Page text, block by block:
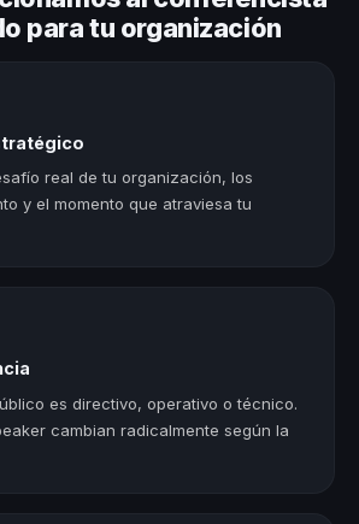
para tu organización
real de tu organización, los
y el momento que atraviesa tu
es directivo, operativo o técnico.
cambian radicalmente según la